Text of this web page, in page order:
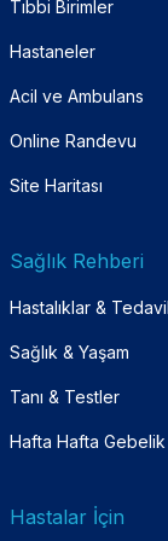
Tıbbi Birimler
Hastaneler
Acil ve Ambulans
Online Randevu
Site Haritası
Sağlık Rehberi
Hastalıklar &
Sağlık & Yaşam
Tanı & Testler
Hafta Hafta Gebelik
Hastalar İçin